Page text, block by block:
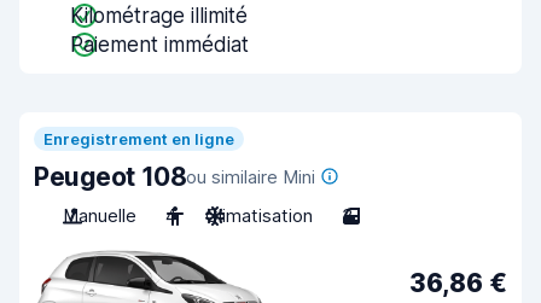
Kilométrage illimité
Paiement immédiat
Enregistrement en ligne
Peugeot 108ou similaire Mini
Manuelle
4 Climatisation 3
36,86 €